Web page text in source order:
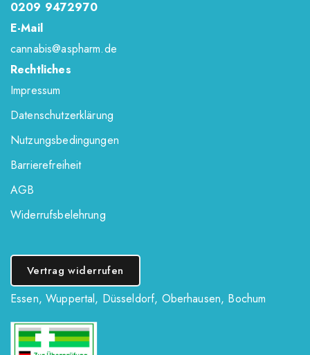
0209 9472970
E-Mail
cannabis@aspharm.de
Rechtliches
Impressum
Datenschutzerklärung
Nutzungsbedingungen
Barrierefreiheit
AGB
Widerrufsbelehrung
Vertrag widerrufen
Essen,Wuppertal, Düsseldorf, Oberhausen, Bochum